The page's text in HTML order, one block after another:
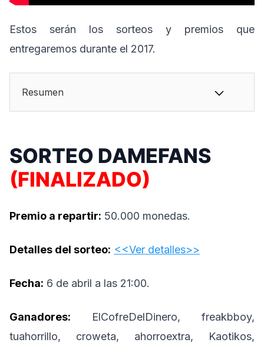
Estos serán los sorteos y premios que
entregaremos durante el 2017.
Resumen
SORTEO DAMEFANS
(FINALIZADO)
Premio a repartir: 50.000 monedas.
Detalles del sorteo: <<Ver detalles>>
Fecha: 6 de abril a las 21:00.
Ganadores: ElCofreDelDinero, freakbboy,
tuahorrillo, croweta, ahorroextra, Kaotikos,